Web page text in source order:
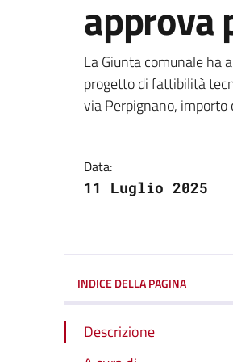
approva
Dettagli
La Giunta comunale ha
progetto di fattibilità
via Perpignano,
Data:
11 Luglio 2025
INDICE DELLA PAGINA
Descrizione